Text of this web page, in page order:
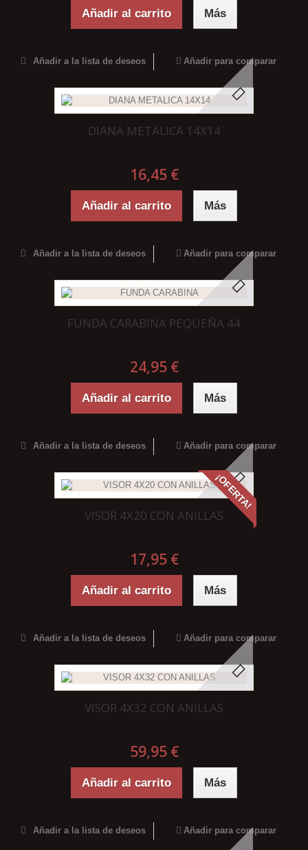
Añadir al carrito Más
Añadir a la lista de deseos Añadir para comparar
DIANA METALICA 14X14
16,45 €
Añadir al carrito Más
Añadir a la lista de deseos Añadir para comparar
FUNDA CARABINA PEQUEÑA 44
24,95 €
Añadir al carrito Más
Añadir a la lista de deseos Añadir para comparar
¡OFERTA!
VISOR 4X20 CON ANILLAS
17,95 €
Añadir al carrito Más
Añadir a la lista de deseos Añadir para comparar
VISOR 4X32 CON ANILLAS
59,95 €
Añadir al carrito Más
Añadir a la lista de deseos Añadir para comparar